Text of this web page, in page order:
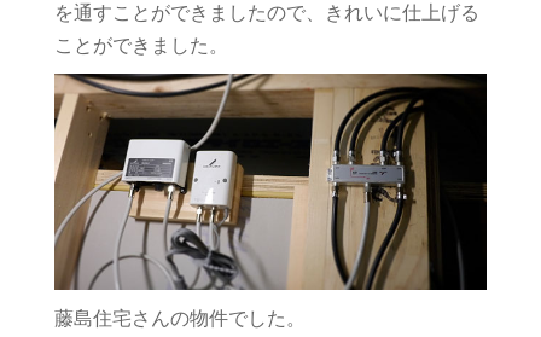
を通すことができましたので、きれいに仕上げる
ことができました。
藤島住宅さんの物件でした。